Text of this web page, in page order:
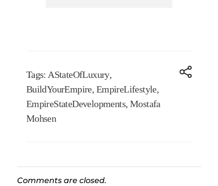
Tags:AStateOfLuxury,
BuildYourEmpire, EmpireLifestyle,
EmpireStateDevelopments, Mostafa
Mohsen
Comments are closed.